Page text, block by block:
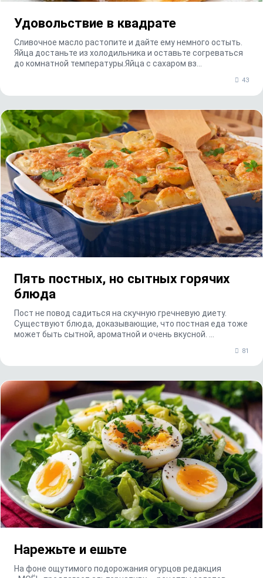
Удовольствие в квадрате
Сливочное масло растопите и дайте ему немного остыть.
Яйца достаньте из холодильника и оставьте согреваться
до комнатной температуры.Яйца с сахаром вз...
43
Пять постных, но сытных горячих
блюда
Пост не повод садиться на скучную гречневую диету.
Существуют блюда, доказывающие, что постная еда тоже
может быть сытной, ароматной и очень вкусной. ...
81
Нарежьте и ешьте
На фоне ощутимого подорожания огурцов редакция